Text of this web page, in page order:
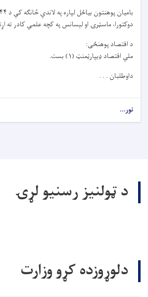
دوکتورا، ماسټرۍ او لېسانس په کچه علمي کادر ته
د اقتصاد پوهنځی:
ملي اقتصاد ډيپارټمنټ (۱) بست.
داوطلبان . . .
نور...
د ټولنیز رسنیو لړۍ
دلوړوزده کړو وزارت